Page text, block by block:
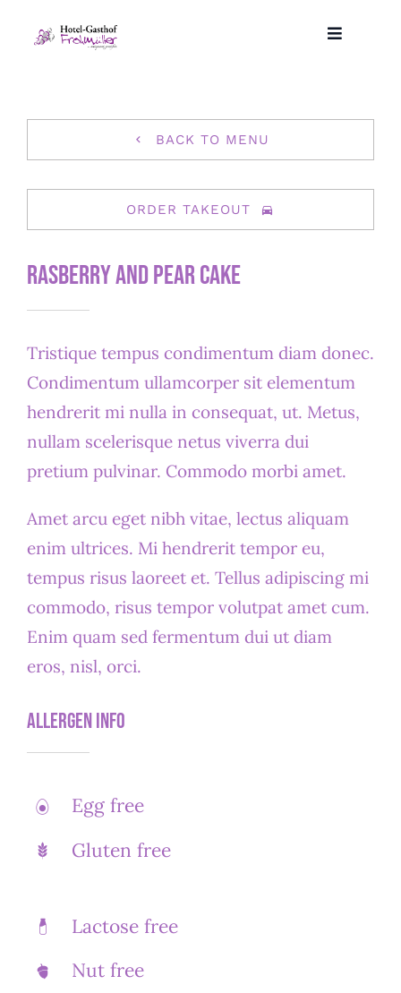
Inhalt
Toggle
BACK TO MENU
ORDER TAKEOUT
Rasberry And Pear Cake
Tristique tempus condimentum diam donec.
Condimentum ullamcorper sit elementum
hendrerit mi nulla in consequat, ut. Metus,
nullam scelerisque netus viverra dui
pretium pulvinar. Commodo morbi amet.
Amet arcu eget nibh vitae, lectus aliquam
enim ultrices. Mi hendrerit tempor eu,
tempus risus laoreet et. Tellus adipiscing mi
commodo, risus tempor volutpat amet cum.
Enim quam sed fermentum dui ut diam
eros, nisl, orci.
Allergen Info
Egg free
Gluten free
Lactose free
Nut free